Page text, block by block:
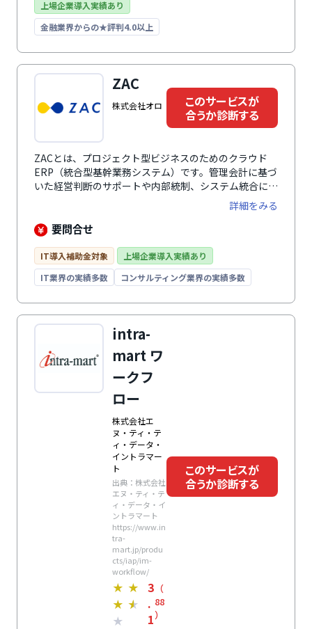
上場企業導入実績あり
金融業界からの★評判4.0以上
ZAC
株式会社オロ
このサービスが
合うか診断する
ZACとは、プロジェクト型ビジネスのためのクラウド
ERP（統合型基幹業務システム）です。管理会計に基づ
いた経営判断のサポートや内部統制、システム統合によ
る業務効率化など幅広い課題を解決に役立ちます。プロ
ジェクト管理では、プロジェクトの収支管理や未来の売
上・利益予測、予実対比にいたるまでプロジェクトごと
業規模や業種、予算に合わせたカスタマイズができ、機
能モジュールの利用者数は後から追加可能なため、業務
拡大で人員が増えた場合でもフレキシブルに対応。専任
わせたスムーズな稼働が可能です。システム業・IT業・
広告業・クリエイティブ業・イベント業・士業・コンサ
ルティング業に特化しています。プロジェクト原価管理
や継続契約管理も可能です。
詳細をみる
要問合せ
IT導入補助金対象
上場企業導入実績あり
IT業界の実績多数
コンサルティング業界の実績多数
intra-
mart ワ
ークフ
ロー
株式会社エ
ヌ・ティ・テ
ィ・データ・
イントラマー
ト
出典：株式会社
エヌ・ティ・テ
ィ・データ・イ
ントラマート
https://www.in
tra-
mart.jp/produ
cts/iap/im-
workflow/
★ ★
★ ★
★
3
.
1
（
88
）
このサービスが
合うか診断する